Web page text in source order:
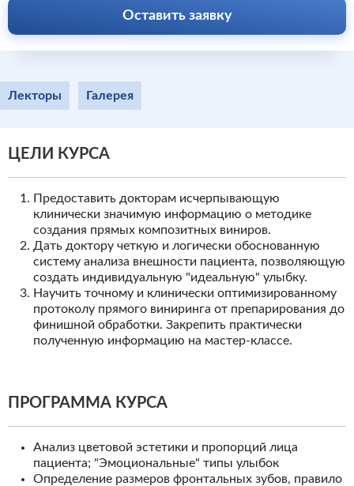
Оставить заявку
Лекторы Галерея
ЦЕЛИ КУРСА
Предоставить докторам исчерпывающую
клинически значимую информацию о методике
создания прямых композитных виниров.
Дать доктору четкую и логически обоснованную
систему анализа внешности пациента, позволяющую
создать индивидуальную "идеальную" улыбку.
Научить точному и клинически оптимизированному
протоколу прямого виниринга от препарирования до
финишной обработки. Закрепить практически
полученную информацию на мастер-классе.
ПРОГРАММА КУРСА
Анализ цветовой эстетики и пропорций лица
пациента; "Эмоциональные" типы улыбок
Определение размеров фронтальных зубов, правило